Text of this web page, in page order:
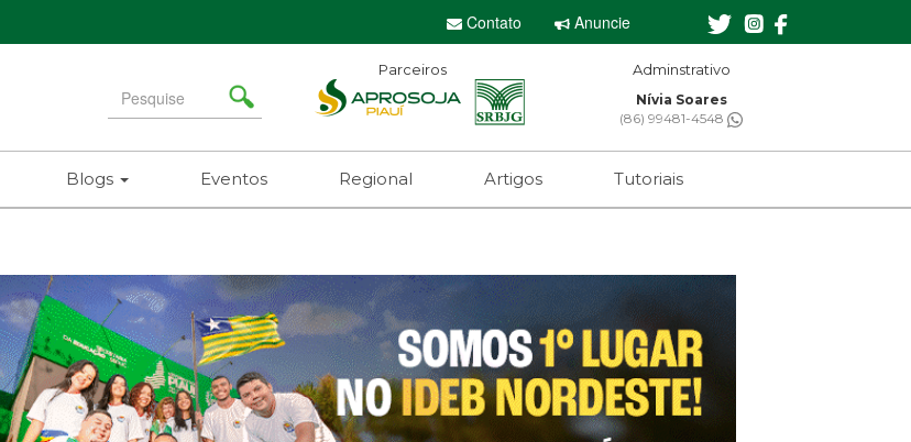
Contato Anuncie
Search
for
Parceiros Editor-chefe
Sebastian Eugênio
(61) 99650-2473
Blogs Eventos Regional Artigos Tutoriais